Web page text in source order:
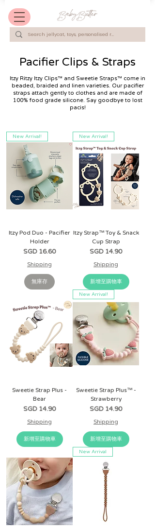
Pacifier Clips & Straps
Itzy Ritzy Itzy Clips™ and Sweetie Straps™ come in
beaded, braided and linen varieties. Our pacifier
straps attach gently to clothes and are made of
100% food grade silicone. Say goodbye to lost
pacis!
New Arrival!
Itzy Pod Duo - Pacifier
Holder
價格
SGD 16.60
Shipping
無庫存
New Arrival!
Itzy Strap™ Toy & Snack
Cup Strap
價格
SGD 14.90
Shipping
新增至購物車
Sweetie Strap Plus -
Bear
價格
SGD 14.90
Shipping
新增至購物車
New Arrival!
Sweetie Strap Plus™ -
Strawberry
價格
SGD 14.90
Shipping
新增至購物車
New Arrival